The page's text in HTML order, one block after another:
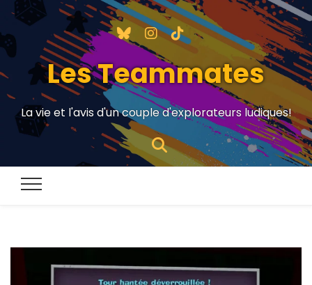
Les Teammates
La vie et l'avis d'un couple d'explorateurs ludiques!